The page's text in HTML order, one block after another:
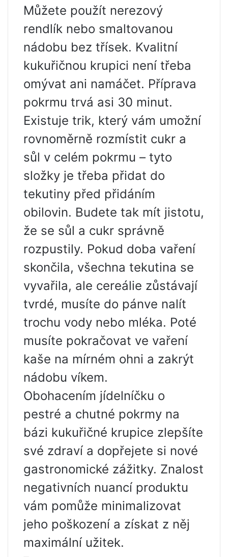
Můžete použít nerezový
rendlík nebo smaltovanou
nádobu bez třísek. Kvalitní
kukuřičnou krupici není třeba
omývat ani namáčet. Příprava
pokrmu trvá asi 30 minut.
Existuje trik, který vám umožní
rovnoměrně rozmístit cukr a
sůl v celém pokrmu – tyto
složky je třeba přidat do
tekutiny před přidáním
obilovin. Budete tak mít jistotu,
že se sůl a cukr správně
rozpustily. Pokud doba vaření
skončila, všechna tekutina se
vyvařila, ale cereálie zůstávají
tvrdé, musíte do pánve nalít
trochu vody nebo mléka. Poté
musíte pokračovat ve vaření
kaše na mírném ohni a zakrýt
nádobu víkem.
Obohacením jídelníčku o
pestré a chutné pokrmy na
bázi kukuřičné krupice zlepšíte
své zdraví a dopřejete si nové
gastronomické zážitky. Znalost
negativních nuancí produktu
vám pomůže minimalizovat
jeho poškození a získat z něj
maximální užitek.